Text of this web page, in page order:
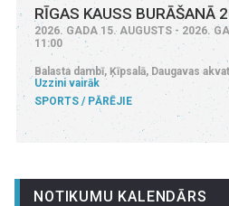
RĪGAS KAUSS BURĀŠANĀ
2026. GADA 15. AUGUSTS - 2026.
11:00
Balasta dambī, Ķīpsalā, Daugavas
Uzzini vairāk
SPORTS
PĀRĒJIE
NOTIKUMU KALENDĀRS